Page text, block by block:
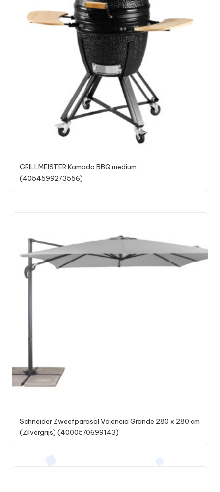
GRILLMEISTER Kamado BBQ medium
(4054599273556)
Schneider Zweefparasol Valencia Grande 280 x 280 cm
(Zilvergrijs) (4000570699143)